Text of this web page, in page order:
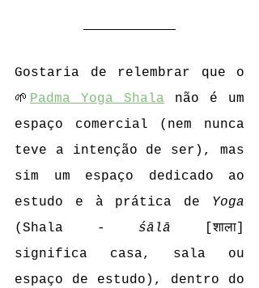
Gostaria de relembrar que o
🌱 Padma Yoga Shala não é um
espaço comercial (nem nunca
teve a intenção de ser), mas
sim um espaço dedicado ao
estudo e à prática de
(Shala - śālā
[शाला]
significa casa, sala ou
espaço de estudo), dentro do